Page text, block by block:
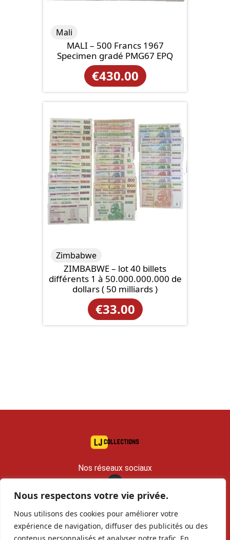
Nous respectons votre vie privée.
Nous utilisons des cookies pour améliorer votre
expérience de navigation, diffuser des publicités ou des
MALI – 500 Francs 1967
Specimen gradé PMG67 EPQ
€430.00
Mali
ZIMBABWE – lot 40 billets
différents 1 à 50.000.000.000 de
dollars ( 50 milliards )
€33.00
Zimbabwe
Nos réseaux sociaux
contact@lj-collections.com
RCS 979 374 147 Romans